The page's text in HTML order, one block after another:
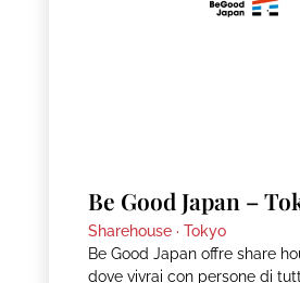
Be Good Japan –
Sharehouse · Tokyo
Be Good Japan offre share
dove vivrai con persone di